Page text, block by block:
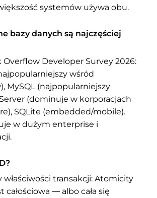
systemów używa obu.
bazy danych są najczęściej
Overflow Developer Survey 2026:
wśród
MySQL (najpopularniejszy
(dominuje w korporacjach
SQLite (embedded/mobile).
w dużym enterprise i
właściwości transakcji: Atomicity
całościowa — albo cała się